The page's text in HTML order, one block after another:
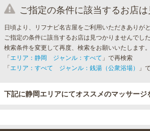
ご指定の条件に該当するお店は
日頃より、リフナビ名古屋をご利用いただきありが
ご指定の条件に該当するお店は見つかりませんでした
検索条件を変更して再度、検索をお願いいたします。
「エリア：静岡 ジャンル：すべて 」で再検索
「エリア：すべて ジャンル：銭湯（公衆浴場） 」
下記に静岡エリアにてオススメのマッサージ